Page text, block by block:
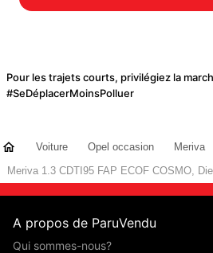
Pour les trajets courts, privilégiez la
#SeDéplacerMoinsPolluer
Voiture Opel occasion
Meriva
Meriva 1.3 CDTI95 FAP ECOF COSMO,
A propos de ParuVendu
Qui sommes-nous?